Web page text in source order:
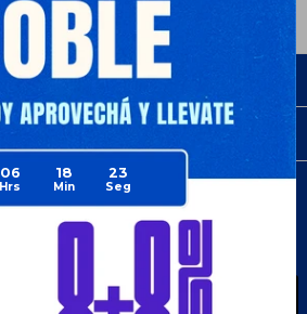
06 18 23
SUSCRIBIRME